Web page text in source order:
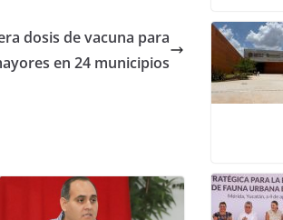
dosis de vacuna para
en 24 municipios